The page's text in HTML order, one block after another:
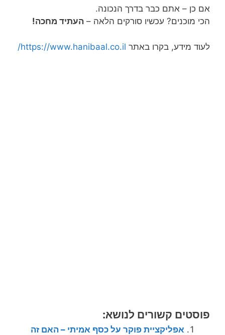
אם כן – אתם כבר בדרך הנכונה.
הכי מוכנים? עכשיו סורקים הלאה – העתיד מחכה!
לעוד מידע, בקרו באתר https://www.hanibaal.co.il/
פוסטים קשורים לנושא:
אפליקציית פוקר על כסף אמיתי – האם זה